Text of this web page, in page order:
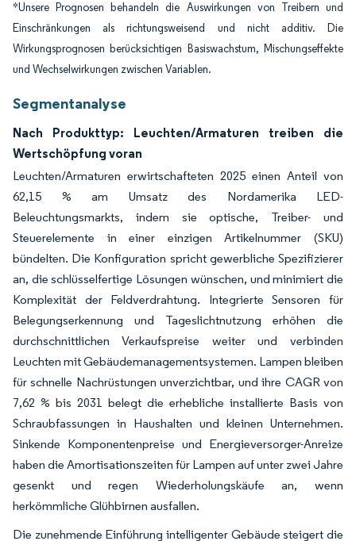
*Unsere Prognosen behandeln die Auswirkungen von Treibern und
Einschränkungen als richtungsweisend und nicht additiv. Die
Wirkungsprognosen berücksichtigen Basiswachstum, Mischungseffekte
und Wechselwirkungen zwischen Variablen.
Segmentanalyse
Nach Produkttyp: Leuchten/Armaturen treiben die
Wertschöpfung voran
Leuchten/Armaturen erwirtschafteten 2025 einen Anteil von
62,15 % am Umsatz des Nordamerika LED-
Beleuchtungsmarkts, indem sie optische, Treiber- und
Steuerelemente in einer einzigen Artikelnummer (SKU)
bündelten. Die Konfiguration spricht gewerbliche Spezifizierer
an, die schlüsselfertige Lösungen wünschen, und minimiert die
Komplexität der Feldverdrahtung. Integrierte Sensoren für
Belegungserkennung und Tageslichtnutzung erhöhen die
durchschnittlichen Verkaufspreise weiter und verbinden
Leuchten mit Gebäudemanagementsystemen. Lampen bleiben
für schnelle Nachrüstungen unverzichtbar, und ihre CAGR von
7,62 % bis 2031 belegt die erhebliche installierte Basis von
Schraubfassungen in Haushalten und kleinen Unternehmen.
Sinkende Komponentenpreise und Energieversorger-Anreize
haben die Amortisationszeiten für Lampen auf unter zwei Jahre
gesenkt und regen Wiederholungskäufe an, wenn
herkömmliche Glühbirnen ausfallen.
Die zunehmende Einführung intelligenter Gebäude steigert die